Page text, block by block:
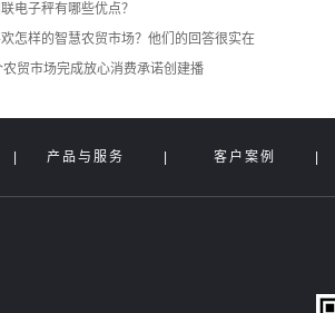
电子秤有哪些优点？
怎样的智慧农贸市场？他们的回答很实在
贸市场完成放心消费承诺创建播
产品与服务 客户案例